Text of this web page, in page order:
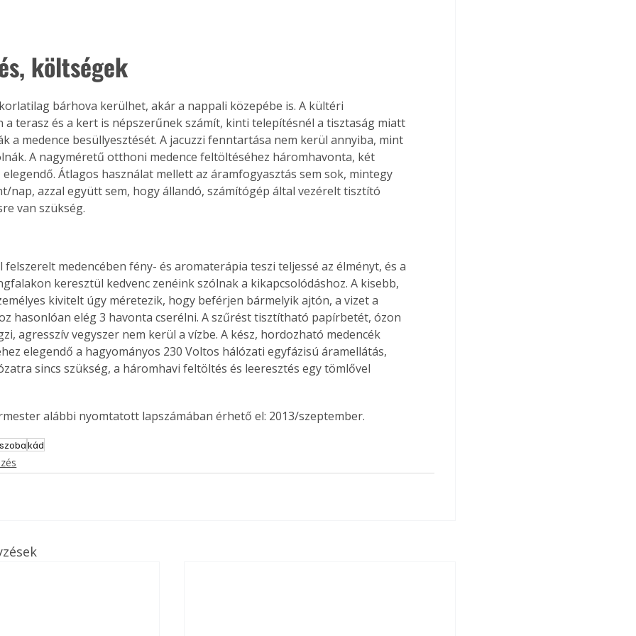
az
Old
új,
egyedi
is
Bárhol,
élve
az
A
Együtt jobban megéri!
Együtt jobban megéri! A
könyvek tetszőleges
párosítással kedvezményes
áron, 0 Ft postaköltséggel
megrendelhetők!
költségek
bárhova kerülhet, akár a nappali közepébe is. A kültéri
a terasz és a kert is népszerűnek számít, kinti telepítésnél a tisztaság miatt
a medence besüllyesztését. A jacuzzi fenntartása nem kerül annyiba, mint
A nagyméretű otthoni medence feltöltéséhez háromhavonta, két
Átlagos használat mellett az áramfogyasztás sem sok, mintegy
nap, azzal együtt sem, hogy állandó, számítógép által vezérelt tisztító
van szükség.
felszerelt medencében fény- és aromaterápia teszi teljessé az élményt, és a
keresztül kedvenc zenéink szólnak a kikapcsolódáshoz. A kisebb,
kivitelt úgy méretezik, hogy beférjen bármelyik ajtón, a vizet a
hasonlóan elég 3 havonta cserélni. A szűrést tisztítható papírbetét, ózon
agresszív vegyszer nem kerül a vízbe. A kész, hordozható medencék
elegendő a hagyományos 230 Voltos hálózati egyfázisú áramellátás,
sincs szükség, a háromhavi feltöltés és leeresztés egy tömlővel
alábbi nyomtatott lapszámában érhető el: 2013/szeptember.
kád